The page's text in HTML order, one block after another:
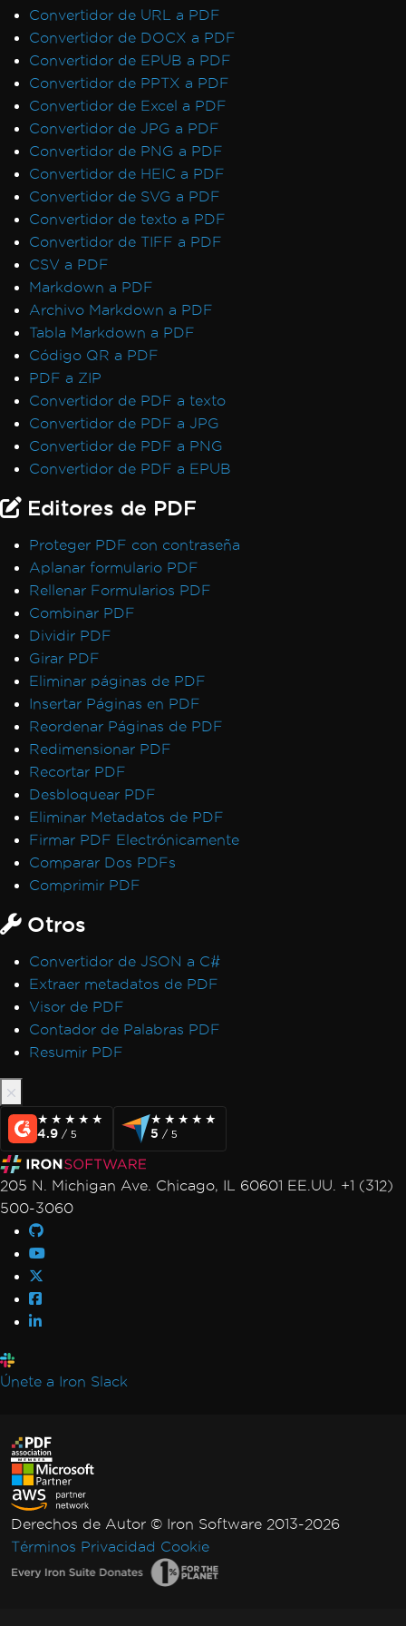
CefExecuteProcess de 0
IronPDF no puede abrir / analizar un archivo
PDF específico
Excepción nativa de IronPDF
IronPDFAssemblyVersionMismatchException
El servicio de red se detuvo, reiniciando
servicio
No se encontró ninguna función con el
nombre SetLogEvent con el código de error
(127)
El registro no es compatible en esta
plataforma
Tiempo de espera al renderizar PDF
Caso no manejado para
AdaptiveRenderEngine
Configuración de la clave de licencia en
Web.config
No se puede conectar al servidor de
licencias
IronPDF LinxARM no puede asignar
memoria
Framework
Código gestionado después de destruir el
estado del hilo
Error de licencia de Linux/WSL
Win32Exception
Caracteres no ASCII en la ruta del archivo
Inicialización de Vulkan/ANGLE en Docker
AccessViolationException después de
InsertPdf con encabezados/pies de página
HTML
Fallo de ReadyToRun FailFast
Rendering & Layout
Bootstrap / Flex / CSS
Pixel Perfect HTML Formatting
CSS Page Breaks
CSS @page Rules vs RenderingOptions
Initializing RenderingOptions Correctly
Header and Content Misalignment
Default Placeholders
Table Headers
Rectangle Positioning
Resize, Extend, Transform
IronPdf.UpdatedChrome Rendering
PDF/UA Renders Gray Background
IronPDF - _blank hyperlinks in a PDF open
in same browser tab
Print From Network Printer
Custom Font Embedding on Linux
Emojis Not Rendering
Out-of-Order Text Extraction
Export, Images & Streams
Convert PDF to Base64
Rasterize to Image using MemoryStream
Convertidor de URL a PDF
Convertidor de DOCX a PDF
Convertidor de EPUB a PDF
Convertidor de PPTX a PDF
Convertidor de Excel a PDF
Convertidor de JPG a PDF
Convertidor de PNG a PDF
Convertidor de HEIC a PDF
Convertidor de SVG a PDF
Convertidor de texto a PDF
Convertidor de TIFF a PDF
CSV a PDF
Markdown a PDF
Archivo Markdown a PDF
Tabla Markdown a PDF
Código QR a PDF
PDF a ZIP
Convertidor de PDF a texto
Convertidor de PDF a JPG
Convertidor de PDF a PNG
Convertidor de PDF a EPUB
Editores de PDF
Proteger PDF con contraseña
Aplanar formulario PDF
Rellenar Formularios PDF
Combinar PDF
Dividir PDF
Girar PDF
Eliminar páginas de PDF
Insertar Páginas en PDF
Reordenar Páginas de PDF
Redimensionar PDF
Recortar PDF
Desbloquear PDF
Eliminar Metadatos de PDF
Firmar PDF Electrónicamente
Comparar Dos PDFs
Comprimir PDF
Otros
Convertidor de JSON a C#
Extraer metadatos de PDF
Visor de PDF
Contador de Palabras PDF
Resumir PDF
★★★★★
★★★★★
4.9 / 5
★★★★★
★★★★★
5 / 5
205 N. Michigan Ave. Chicago, IL 60601 EE.UU. +1 (312)
500-3060
Únete a Iron Slack
Derechos de Autor © Iron Software 2013-2026
Términos Privacidad Cookie